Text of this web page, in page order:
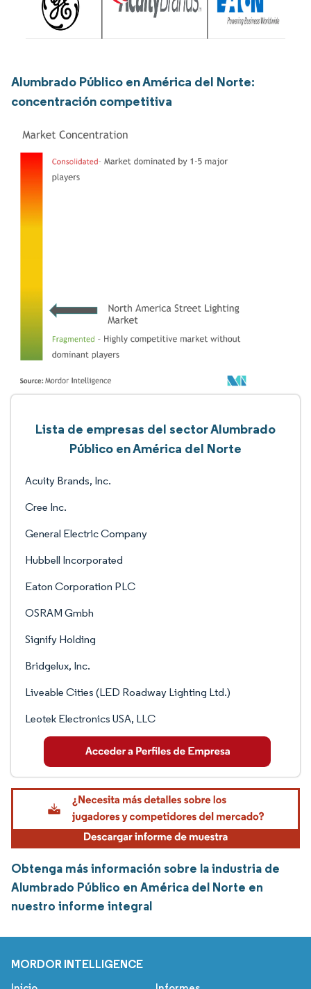
Alumbrado Público en América del Norte:
concentración competitiva
Lista de empresas del sector Alumbrado
Público en América del Norte
Acuity Brands, Inc.
Cree Inc.
General Electric Company
Hubbell Incorporated
Eaton Corporation PLC
OSRAM Gmbh
Signify Holding
Bridgelux, Inc.
Liveable Cities (LED Roadway Lighting Ltd.)
Leotek Electronics USA, LLC
Obtenga más información sobre la industria de
Alumbrado Público en América del Norte en
nuestro informe integral
MORDOR INTELLIGENCE